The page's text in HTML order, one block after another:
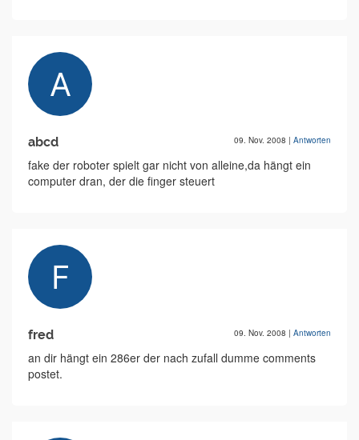
abcd 09. Nov. 2008 | Antworten
fake der roboter spielt gar nicht von alleine,da hängt ein
computer dran, der die finger steuert
fred 09. Nov. 2008 | Antworten
an dir hängt ein 286er der nach zufall dumme comments
postet.